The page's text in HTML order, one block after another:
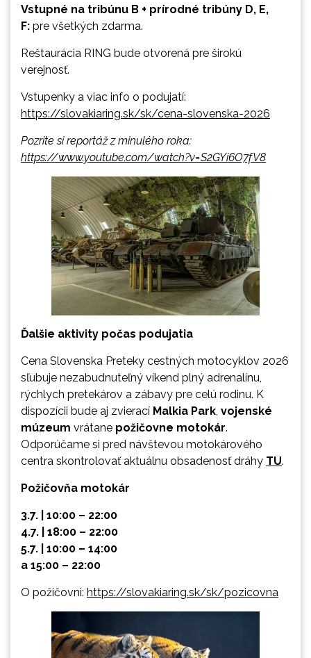
Vstupné na tribúnu B + prírodné tribúny D, E,
F: pre všetkých zdarma.
Reštaurácia RING bude otvorená pre širokú
verejnosť.
Vstupenky a viac info o podujatí:
https://slovakiaring.sk/sk/cena-slovenska-2026
Pozrite si reportáž z minulého roka:
https://www.youtube.com/watch?v=S2GYi6O7fV8
Ďalšie aktivity počas podujatia
Cena Slovenska Preteky cestných motocyklov 2026
sľubuje nezabudnuteľný víkend plný adrenalínu,
rýchlych pretekárov a zábavy pre celú rodinu. K
dispozícii bude aj zvierací Malkia Park vojenské
múzeum vrátane požičovne motokár.
Odporúčame si pred návštevou motokárového
centra skontrolovať aktuálnu obsadenosť dráhy TU.
Požičovňa motokár
3.7. | 10:00 – 22:00
4.7. | 18:00 – 22:00
5.7. | 10:00 – 14:00
a 15:00 – 22:00
O požičovni: https://slovakiaring.sk/sk/pozicovna